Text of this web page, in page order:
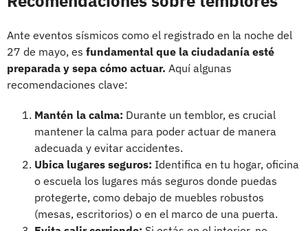
Ante eventos sísmicos como el registrado en la noche del
27 de mayo, es fundamental que la ciudadanía esté
preparada y sepa cómo actuar. Aquí algunas
recomendaciones clave:
Mantén la calma: Durante un temblor, es crucial
mantener la calma para poder actuar de manera
adecuada y evitar accidentes.
Ubica lugares seguros: Identifica en tu hogar, oficina
o escuela los lugares más seguros donde puedas
protegerte, como debajo de muebles robustos
(mesas, escritorios) o en el marco de una puerta.